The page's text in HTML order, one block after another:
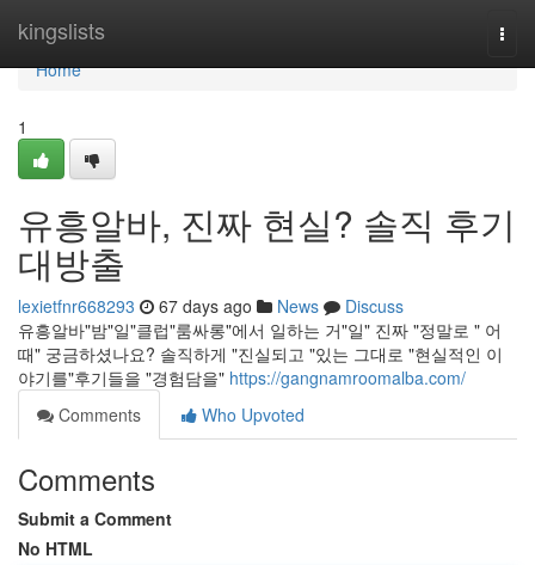
kingslists
Home
Home
1
유흥알바, 진짜 현실? 솔직 후기
대방출
lexietfnr668293 67 days ago News
Discuss
유흥알바"밤"일"클럽"룸싸롱"에서 일하는 거"일" 진짜 "정말로 " 어
때" 궁금하셨나요? 솔직하게 "진실되고 "있는 그대로 "현실적인 이
야기를"후기들을 "경험담을" https://gangnamroomalba.com/
Comments
Who Upvoted
Comments
Submit a Comment
No HTML